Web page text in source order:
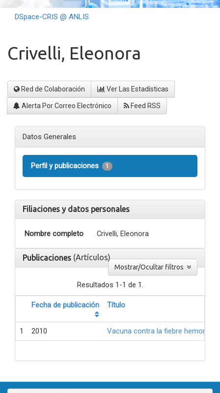
DSpace-CRIS @ ANLIS
Crivelli, Eleonora
Red de Colaboración Ver Las Estadísticas
Alerta Por Correo Electrónico Feed RSS
Datos Generales
Perfil y publicaciones 1
Filiaciones y datos personales
Nombre completo Crivelli, Eleonora
Publicaciones (Artículos)
Resultados 1-1 de 1.
Fecha de publicación Título
1 2010 Vacuna contra la fiebre